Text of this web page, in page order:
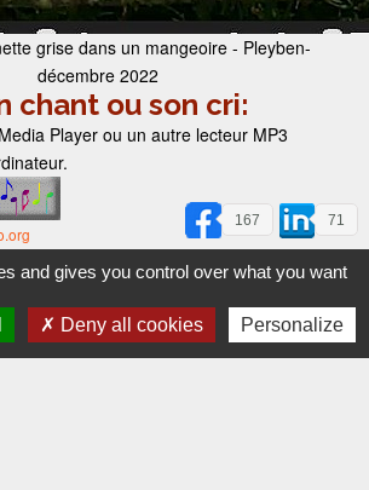
167 71
grise dans un mangeoire - Pleyben-
décembre 2022
chant ou son cri:
Player ou un autre lecteur MP3
l'oiseau, fermer la nouvelle fenêtre ou l'onglet
bergeronnette grise :
parking, trottoirs,...souvent près des
and gives you control over what you want
Deny all cookies Personalize